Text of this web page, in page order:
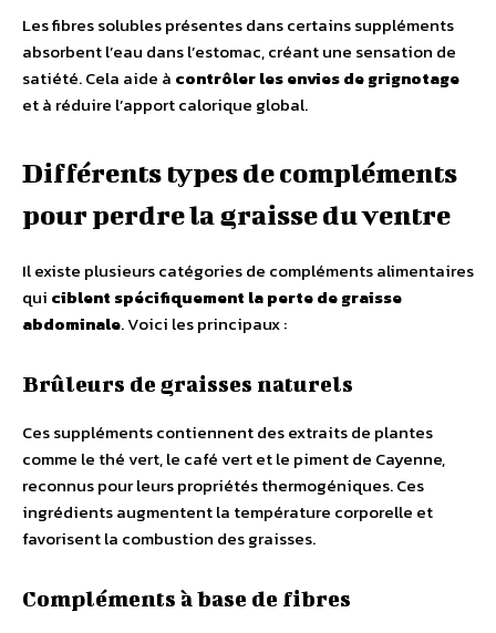
Les fibres solubles présentes dans certains suppléments
absorbent l’eau dans l’estomac, créant une sensation de
satiété. Cela aide à contrôler les envies de grignotage
et à réduire l’apport calorique global.
Différents types de compléments
pour perdre la graisse du ventre
Il existe plusieurs catégories de compléments alimentaires
qui ciblent spécifiquement la perte de graisse
abdominale. Voici les principaux :
Brûleurs de graisses naturels
Ces suppléments contiennent des extraits de plantes
comme le thé vert, le café vert et le piment de Cayenne,
reconnus pour leurs propriétés thermogéniques. Ces
ingrédients augmentent la température corporelle et
favorisent la combustion des graisses.
Compléments à base de fibres